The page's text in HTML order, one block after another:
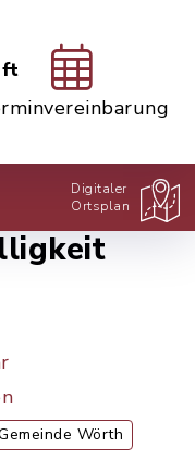
Digitaler
Ortsplan
Wörth